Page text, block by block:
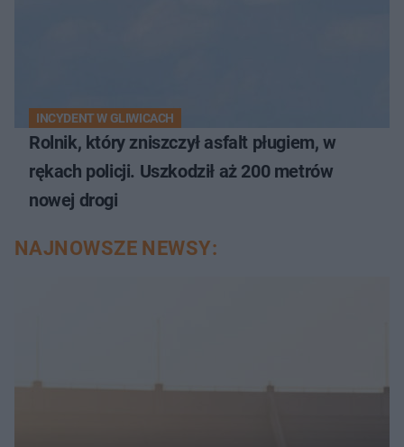
INCYDENT W GLIWICACH
Rolnik, który zniszczył asfalt pługiem, w
rękach policji. Uszkodził aż 200 metrów
nowej drogi
NAJNOWSZE NEWSY: